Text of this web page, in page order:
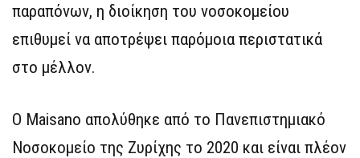
παραπόνων, η διοίκηση του νοσοκομείου
επιθυμεί να αποτρέψει παρόμοια περιστατικά
στο μέλλον.
Ο Maisano απολύθηκε από το Πανεπιστημιακό
Νοσοκομείο της Ζυρίχης το 2020 και είναι πλέον